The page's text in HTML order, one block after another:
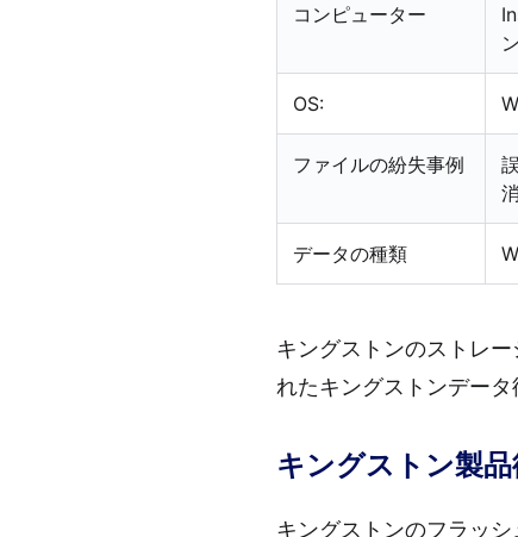
コンピューター
OS:
ファイルの紛失事例
データの種類
キングストンのストレ
れたキングストンデー
キングストン製
キングストンのフラッ